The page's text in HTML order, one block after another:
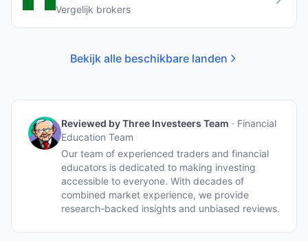
Vergelijk brokers
Bekijk alle beschikbare landen
Reviewed byThree Investeers Team · Financial
Education Team
Our team of experienced traders and financial
educators is dedicated to making investing
accessible to everyone. With decades of
combined market experience, we provide
research-backed insights and unbiased reviews.